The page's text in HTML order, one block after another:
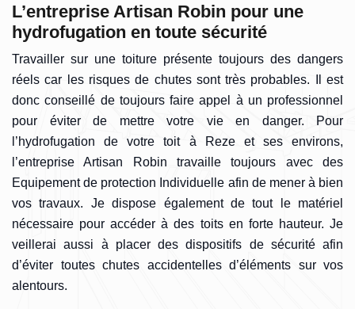
L’entreprise Artisan Robin pour une
hydrofugation en toute sécurité
Travailler sur une toiture présente toujours des dangers
réels car les risques de chutes sont très probables. Il est
donc conseillé de toujours faire appel à un professionnel
pour éviter de mettre votre vie en danger. Pour
l’hydrofugation de votre toit à Reze et ses environs,
l’entreprise Artisan Robin travaille toujours avec des
Equipement de protection Individuelle afin de mener à bien
vos travaux. Je dispose également de tout le matériel
nécessaire pour accéder à des toits en forte hauteur. Je
veillerai aussi à placer des dispositifs de sécurité afin
d’éviter toutes chutes accidentelles d’éléments sur vos
alentours.